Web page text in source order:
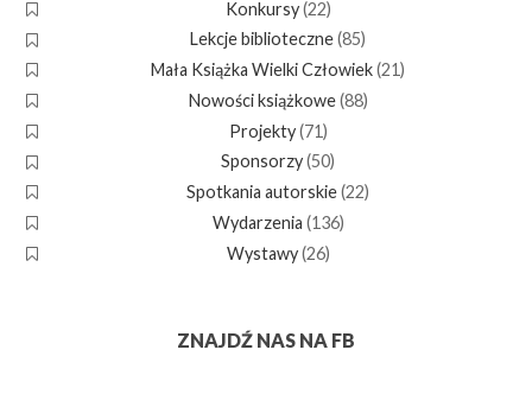
Konkursy(22)
Lekcje biblioteczne(85)
Mała Książka Wielki Człowiek(21)
Nowości książkowe(88)
Projekty(71)
Sponsorzy(50)
Spotkania autorskie(22)
Wydarzenia (136)
Wystawy(26)
ZNAJDŹ NAS NA FB